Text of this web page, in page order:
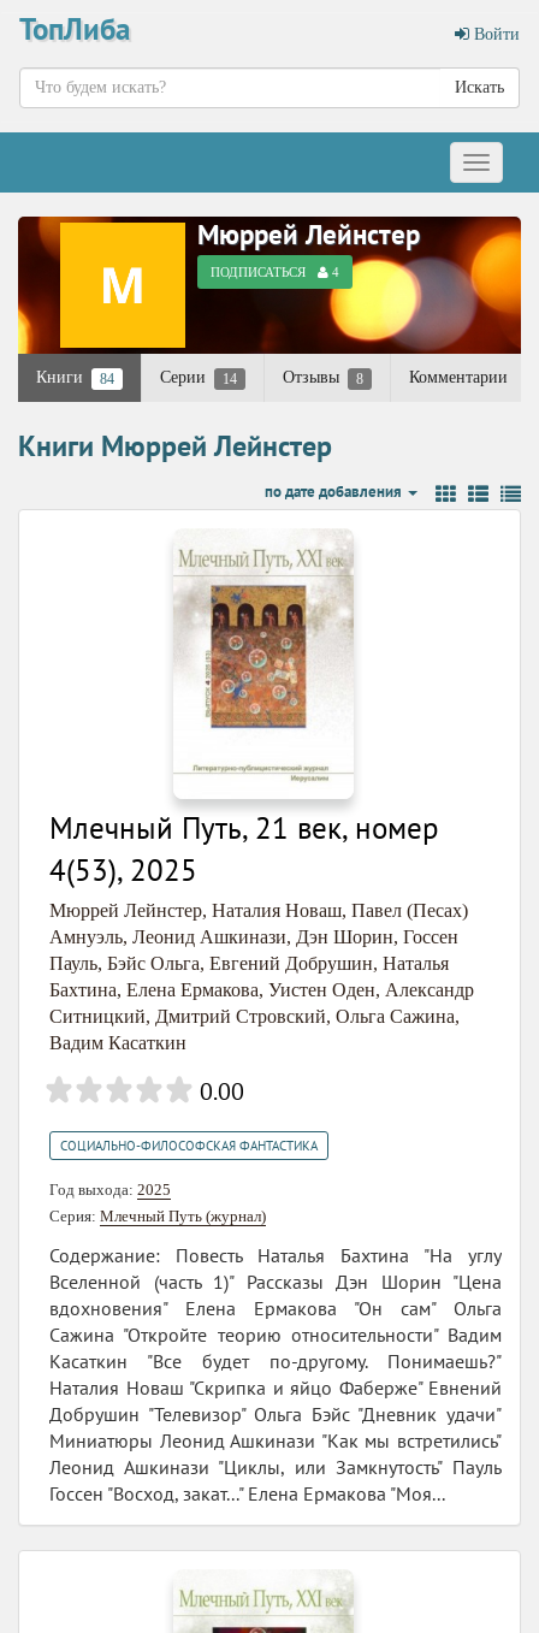
ТопЛиба Войти
Искать
Меню
Мюррей Лейнстер
ПОДПИСАТЬСЯ 4
Книги 84 Серии 14 Отзывы 8 Комментарии
Книги Мюррей Лейнстер
по дате добавления
Млечный Путь, 21 век, номер
4(53), 2025
Мюррей Лейнстер, Наталия Новаш, Павел (Песах)
Амнуэль, Леонид Ашкинази, Дэн Шорин, Госсен
Пауль, Бэйс Ольга, Евгений Добрушин, Наталья
Бахтина, Елена Ермакова, Уистен Оден, Александр
Ситницкий, Дмитрий Стровский, Ольга Сажина,
Вадим Касаткин
0.00
СОЦИАЛЬНО-ФИЛОСОФСКАЯ ФАНТАСТИКА
Год выхода: 2025
Серия: Млечный Путь (журнал)
Содержание: Повесть Наталья Бахтина "На углу
Вселенной (часть 1)" Рассказы Дэн Шорин "Цена
вдохновения" Елена Ермакова "Он сам" Ольга
Сажина "Откройте теорию относительности" Вадим
Касаткин "Все будет по-другому. Понимаешь?"
Наталия Новаш "Скрипка и яйцо Фаберже" Евнений
Добрушин "Телевизор" Ольга Бэйс "Дневник удачи"
Миниатюры Леонид Ашкинази "Как мы встретились"
Леонид Ашкинази "Циклы, или Замкнутость" Пауль
Госсен "Восход, закат..." Елена Ермакова "Моя...